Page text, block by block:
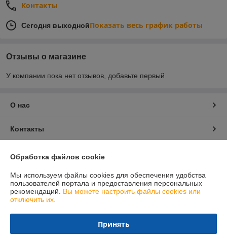
Контакты
Сегодня выходнойПоказать весь график работы
Отзывы о магазине
У компании пока нет отзывов, добавьте первый
О нас
Контакты
Доставка и оплата
График работы
Полная версия сайта
Политика обработки cookies
Обработка файлов cookie
Мы используем файлы cookies для обеспечения удобства
пользователей портала и предоставления персональных
рекомендаций. Вы можете настроить файлы cookies или
отключить их.
Принять